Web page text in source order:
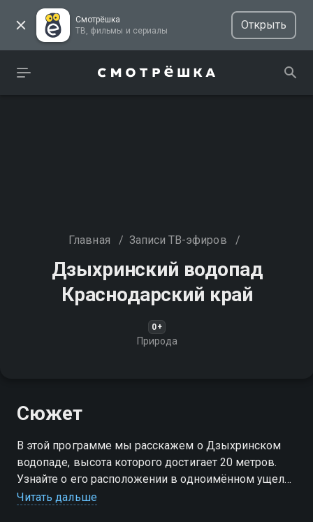
Смотрёшка
ТВ, фильмы и сериалы
Открыть
Главная / Записи ТВ-эфиров /
Дзыхринский водопад
Краснодарский край
0+
Природа
Сюжет
В этой программе мы расскажем о Дзыхринском
водопаде, высота которого достигает 20 метров.
Узнайте о его расположении в одноимённом ущелье
и истории названия, а также о том, как добраться до
Читать дальше